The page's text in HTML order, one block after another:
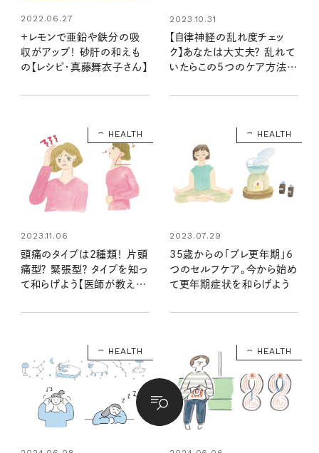
2022.06.27
＋レモンで亜鉛や鉄分の吸
収がアップ！ 砂肝の和えも
の【レシピ・真藤舞衣子さん】
2023.10.31
【自律神経の乱れ度チェッ
ク】あなたは大丈夫？ 乱れて
いたらこの5つのケア方法で
HEALTH
2023.11.06
頭痛のタイプは2種類！ 片頭
痛型？ 緊張型？ タイプを知っ
て和らげよう【医師が教える
HEALTH
2023.07.29
35歳からの「プレ更年期」6
つのセルフケア。今から始め
て更年期症状を和らげよう
HEALTH HEALTH